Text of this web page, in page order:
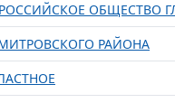
ОБЩЕСТВО
РАЙОНА